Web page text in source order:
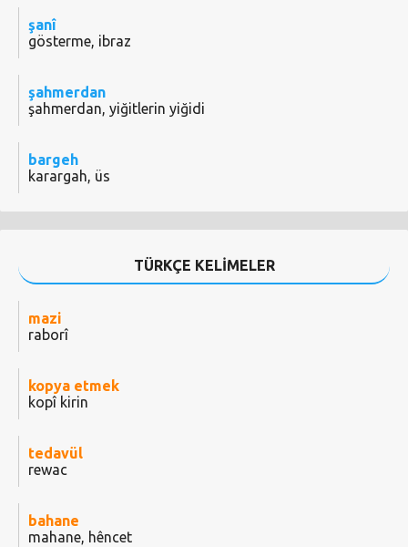
şanî
gösterme, ibraz
şahmerdan
şahmerdan, yiğitlerin yiğidi
bargeh
karargah, üs
TÜRKÇE KELİMELER
mazi
raborî
kopya etmek
kopî kirin
tedavül
rewac
bahane
mahane, hêncet